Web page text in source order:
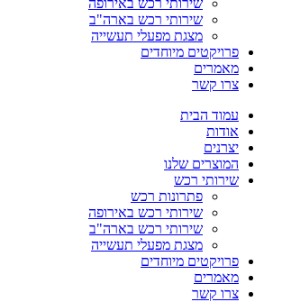
שירותי רכש באירופה
שירותי רכש בארה"ב
מצגת מפעלי תעשייה
פרויקטים מיוחדים
מאמרים
צרו קשר
עמוד הבית
אודות
יצרנים
המוצרים שלנו
שירותי רכש
פתרונות רכש
שירותי רכש באירופה
שירותי רכש בארה"ב
מצגת מפעלי תעשייה
פרויקטים מיוחדים
מאמרים
צרו קשר